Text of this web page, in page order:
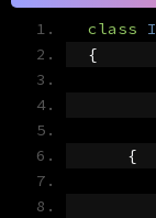
class
{
{